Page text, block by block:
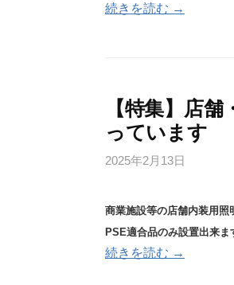
続きを読む →
【特集】店
っています
2025年2月13日
商業施設等の店舗内装用照
PSE適合品のみ設置出来ま
続きを読む →